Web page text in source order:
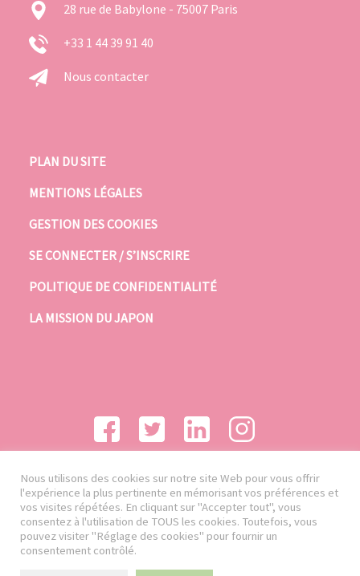
28 rue de Babylone - 75007 Paris
+33 1 44 39 91 40
Nous contacter
PLAN DU SITE
MENTIONS LÉGALES
GESTION DES COOKIES
SE CONNECTER / S’INSCRIRE
POLITIQUE DE CONFIDENTIALITÉ
LA MISSION DU JAPON
Nous utilisons des cookies sur notre site Web pour vous offrir
l'expérience la plus pertinente en mémorisant vos préférences et
vos visites répétées. En cliquant sur "Accepter tout", vous
consentez à l'utilisation de TOUS les cookies. Toutefois, vous
pouvez visiter "Réglage des cookies" pour fournir un
consentement contrôlé.